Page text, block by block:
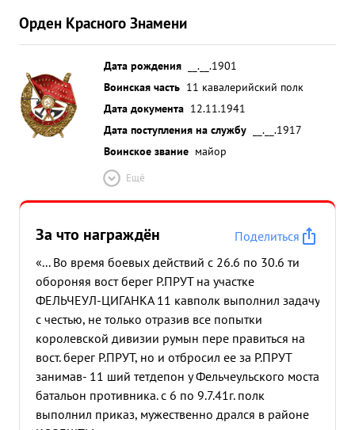
Орден Красного Знамени
Дата рождения
__.__.1901
Воинская часть 11 кавалерийский полк
Дата документа 12.11.1941
Дата поступления на службу
__.__.1917
Воинское звание майор
Ещё
За что награждён
Поделиться
«... Во время боевых действий с 26.6 по 30.6 ти
обороняя вост берег Р.ПРУТ на участке
ФЕЛЬЧЕУЛ-ЦИГАНКА 11 кавполк выполнил задачу
с честью, не только отразив все попытки
королевской дивизии румын пере правиться на
вост. берег Р.ПРУТ, но и отбросил ее за Р.ПРУТ
занимав- 11 ший тетдепон у Фельчеульского моста
батальон противника. с 6 по 9.7.41г. полк
выполнил приказ, мужественно дрался в районе